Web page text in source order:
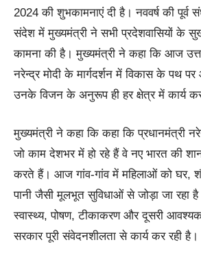
2024 की शुभकामनाएं दी है। नववर्ष की पूर्व
संदेश में मुख्यमंत्री ने सभी प्रदेशवासियों के
कामना की है। मुख्यमंत्री ने कहा कि आज
नरेन्द्र मोदी के मार्गदर्शन में विकास के पथ
उनके विजन के अनुरूप ही हर क्षेत्र में कार्य
मुख्यमंत्री ने कहा कि कहा कि प्रधानमंत्री
जो काम देशभर में हो रहे हैं वे नए भारत की
करते हैं। आज गांव-गांव में महिलाओं को घर,
पानी जैसी मूलभूत सुविधाओं से जोड़ा जा रहा है।
स्वास्थ्य, पोषण, टीकाकरण और दूसरी
सरकार पूरी संवेदनशीलता से कार्य कर रही है।